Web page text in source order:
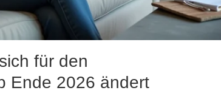
für den
Ende 2026 ändert